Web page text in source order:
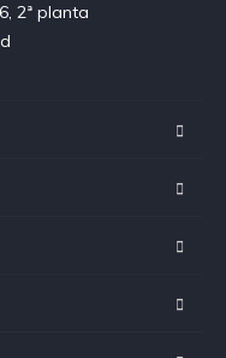
2ª planta